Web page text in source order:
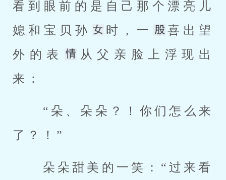
看到眼前的是自己那个漂亮儿
媳和宝贝孙
时，一
喜出望
外的表
从父亲脸上浮现出
来：
了？！”